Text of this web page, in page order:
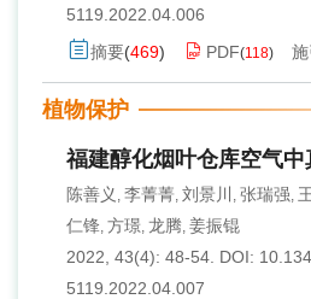
5119.2022.04.006
摘要(469) PDF(118)
植物保护
福建醇化烟叶仓库空气
陈善义 , 李菁菁, 刘景川 , 张瑞强,
仁锋, 方璟, 龙腾, 姜振锟
2022, 43(4): 48-54. DOI:
5119.2022.04.007